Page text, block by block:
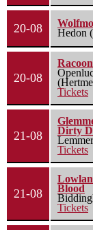
20-08
Hedon
20-08
Racoon
Tickets
21-08
Dirty
Lemmer
Tickets
21-08
Blood
Tickets